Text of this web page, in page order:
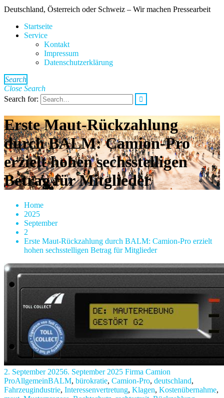
Deutschland, Österreich oder Schweiz – Wir machen Pressearbeit
Startseite
Service
Kontakt
Impressum
Datenschutzerklärung
Search
Close Search
Search for:
Erste Maut-Rückzahlung
durch BALM: Camion-Pro
erzielt hohen sechsstelligen
Betrag für Mitglieder
Home
2025
September
2
Erste Maut-Rückzahlung durch BALM: Camion-Pro erzielt
hohen sechsstelligen Betrag für Mitglieder
2. September 20256. September 2025 Firma Camion
ProAllgemeinBALM, bürokratie, Camion-Pro, deutschland,
Fahrzeugindustrie, Interessenvertretung, Klagen, Kostenübernahme,